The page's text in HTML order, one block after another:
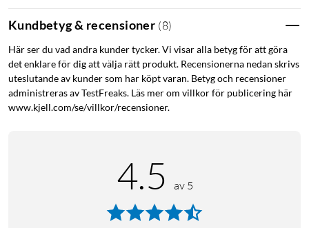
Kundbetyg & recensioner (8)
Här ser du vad andra kunder tycker. Vi visar alla betyg för att göra
det enklare för dig att välja rätt produkt. Recensionerna nedan skrivs
uteslutande av kunder som har köpt varan. Betyg och recensioner
administreras av TestFreaks. Läs mer om villkor för publicering här
www.kjell.com/se/villkor/recensioner.
4.5 av 5